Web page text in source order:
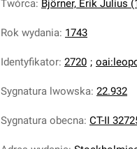
Twórca: Björner, Erik Julius
Rok wydania: 1743
Identyfikator: 2720 ;
Sygnatura lwowska: 22.932
Sygnatura obecna: CT-II